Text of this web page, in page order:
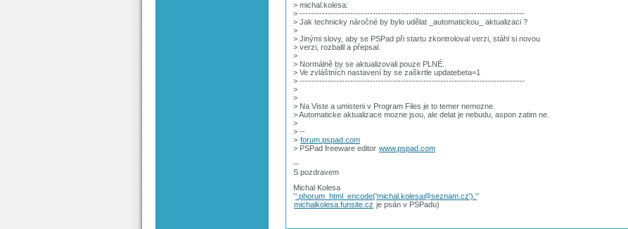
> michal.kolesa:
> --------------------------------------------------------------------------------
> Jak technicky náročné by bylo udělat _automatickou_ aktualizaci ?
>
> Jinými slovy, aby se PSPad při startu zkontroloval verzi, stáhl si novou
> verzi, rozbalil a přepsal.
>
> Normálně by se aktualizovali pouze PLNÉ.
> Ve zvláštních nastavení by se zaškrtle updatebeta=1
> --------------------------------------------------------------------------------
>
>
> Na Viste a umisteni v Program Files je to temer nemozne.
> Automaticke aktualizace mozne jsou, ale delat je nebudu, aspon zatim ne.
>
> --
> forum.pspad.com
> PSPad freeware editor www.pspad.com
--
S pozdravem
Michal Kolesa
''.phorum_html_encode('michal.kolesa@seznam.cz').''
michalkolesa.funsite.cz je psán v PSPadu)